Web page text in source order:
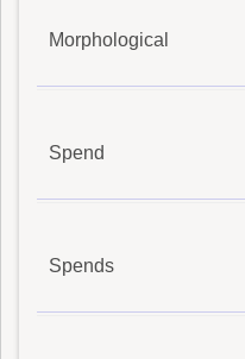
Morphological
Spend
Spends